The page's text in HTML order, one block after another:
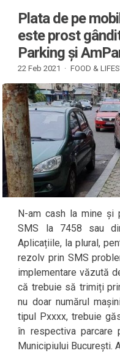
Plata de pe
este prost
Parking și
22 Feb 2021 · FOOD &
N-am cash la mine și
SMS la 7458 sau
Aplicațiile, la plural,
rezolv prin SMS
implementare văzută
că trebuie să trimiți
nu doar numărul
tipul Pxxxx, trebuie
în respectiva parcare
Municipiului București.